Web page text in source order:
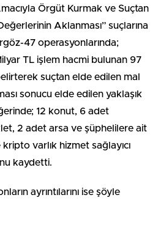
Örgüt Kurmak ve Suçtan
Aklanması” suçlarına
47 operasyonlarında;
TL işlem hacmi bulunan 97
suçtan elde edilen mal
sonucu elde edilen yaklaşık
12 konut, 6 adet
2 adet arsa ve şüphelilere ait
varlık hizmet sağlayıcı
kaydetti.
ayrıntılarını ise şöyle